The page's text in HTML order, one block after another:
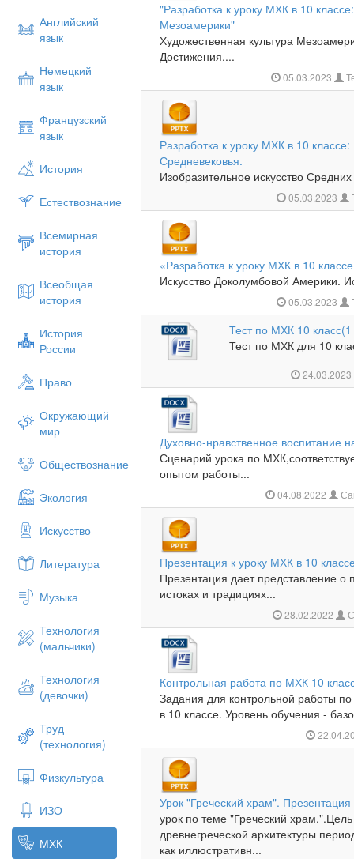
Английский
язык
Немецкий
язык
Французский
язык
История
Естествознание
Всемирная
история
Всеобщая
история
История
России
Право
Окружающий
мир
Обществознание
Экология
Искусство
Литература
Музыка
Технология
(мальчики)
Технология
(девочки)
Труд
(технология)
Физкультура
ИЗО
МХК
"Разработка к уроку МХК в 10
Мезоамерики"
Художественная культура
Достижения....
05.03.2023
Разработка к уроку МХК в 10
Средневековья.
Изобразительное искусство
05.03.2023
«Разработка к уроку МХК в 10
Искусство Доколумбовой Америки.
05.03.2023
Тест по МХК 10
Тест по МХК для 10
24.03.2023
Духовно-нравственное воспитание
Сценарий урока по
опытом работы...
04.08.2022
Презентация к уроку МХК в 10
Презентация дает представление о
истоках и традициях...
28.02.2022
Контрольная работа по МХК 10
Задания для контрольной работы
в 10 классе. Уровень обучения -
Урок "Греческий храм".
урок по теме "Греческий
древнегреческой архитектуры
как иллюстративн...